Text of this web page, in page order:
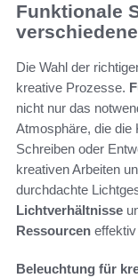
Funktionale
Die Wahl der
kreative Prozesse.
nicht nur das
Atmosphäre, die die
Schreiben oder
kreativen Arbeiten
durchdachte
Lichtverhältnisse
Ressourcen
Beleuchtung für